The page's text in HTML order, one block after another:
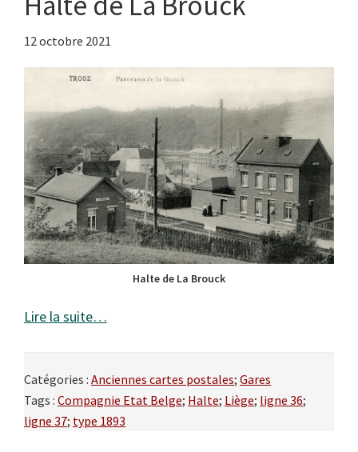
12 octobre 2021
Halte de La Brouck
Lire la suite…
Catégories : Anciennes cartes postales; Gares
Tags : Compagnie Etat Belge; Halte; Liège; ligne 36;
ligne 37; type 1893